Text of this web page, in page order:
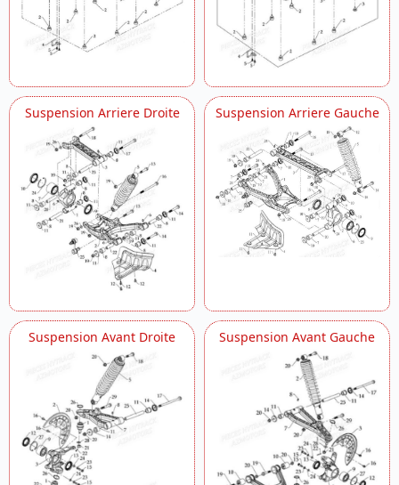
Suspension Arriere Droite Suspension Arriere Gauche
Suspension Avant Droite Suspension Avant Gauche